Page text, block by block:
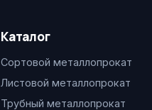
Каталог
Сортовой металлопрокат
Листовой металлопрокат
Трубный металлопрокат